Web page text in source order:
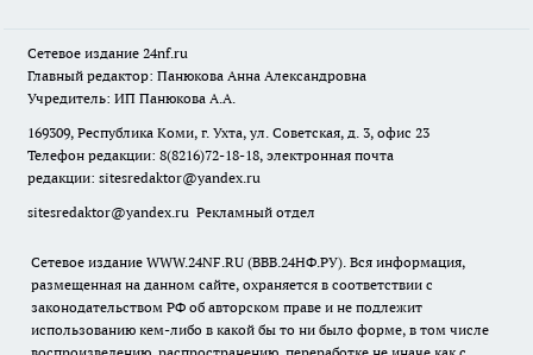
Сетевое издание 24nf.ru
Главный редактор: Панюкова Анна Александровна
Учредитель: ИП Панюкова А.А.
169309, Республика Коми, г. Ухта, ул. Советская, д. 3, офис 23
Телефон редакции: 8(8216)72-18-18, электронная почта
редакции: sitesredaktor@yandex.ru
sitesredaktor@yandex.ru Рекламный отдел
Сетевое издание WWW.24NF.RU (ВВВ.24НФ.РУ). Вся информация,
размещенная на данном сайте, охраняется в соответствии с
законодательством РФ об авторском праве и не подлежит
использованию кем-либо в какой бы то ни было форме, в том числе